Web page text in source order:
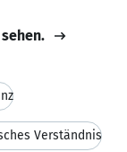
Verständnis